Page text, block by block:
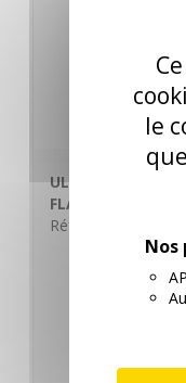
le
Nos
ULTRA BAC
FLACON DOSEUR 1L
Réf. 001066